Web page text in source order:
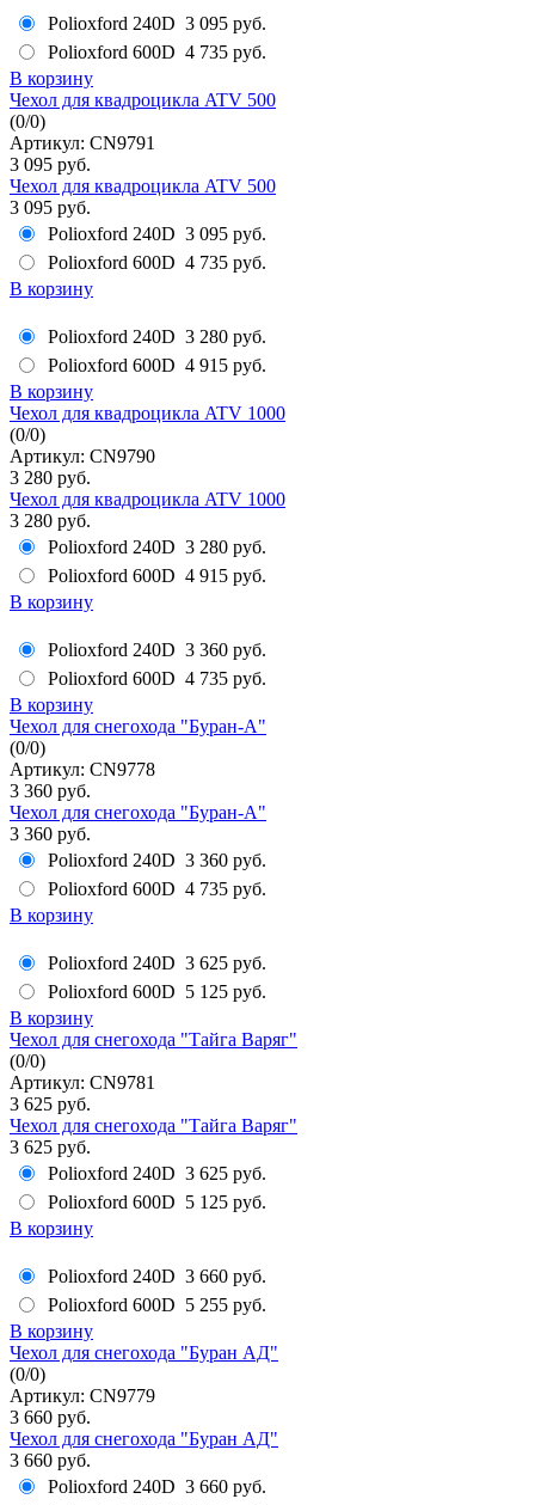
Polioxford 240D 3 095 руб.
Polioxford 600D 4 735 руб.
В корзину
Чехол для квадроцикла ATV 500
(0/0)
Артикул: CN9791
3 095 руб.
Чехол для квадроцикла ATV 500
3 095 руб.
Polioxford 240D 3 095 руб.
Polioxford 600D 4 735 руб.
В корзину
Polioxford 240D 3 280 руб.
Polioxford 600D 4 915 руб.
В корзину
Чехол для квадроцикла ATV 1000
(0/0)
Артикул: CN9790
3 280 руб.
Чехол для квадроцикла ATV 1000
3 280 руб.
Polioxford 240D 3 280 руб.
Polioxford 600D 4 915 руб.
В корзину
Polioxford 240D 3 360 руб.
Polioxford 600D 4 735 руб.
В корзину
Чехол для снегохода "Буран-А"
(0/0)
Артикул: CN9778
3 360 руб.
Чехол для снегохода "Буран-А"
3 360 руб.
Polioxford 240D 3 360 руб.
Polioxford 600D 4 735 руб.
В корзину
Polioxford 240D 3 625 руб.
Polioxford 600D 5 125 руб.
В корзину
Чехол для снегохода "Тайга Варяг"
(0/0)
Артикул: CN9781
3 625 руб.
Чехол для снегохода "Тайга Варяг"
3 625 руб.
Polioxford 240D 3 625 руб.
Polioxford 600D 5 125 руб.
В корзину
Polioxford 240D 3 660 руб.
Polioxford 600D 5 255 руб.
В корзину
Чехол для снегохода "Буран АД"
(0/0)
Артикул: CN9779
3 660 руб.
Чехол для снегохода "Буран АД"
3 660 руб.
Polioxford 240D 3 660 руб.